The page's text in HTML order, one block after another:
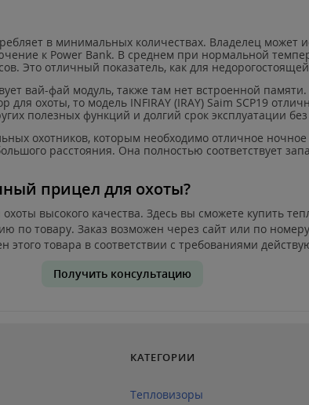
в минимальных количествах. Владелец может
к Power Bank. В среднем при нормальной
Это отличный показатель, как для
вай-фай модуль, также там нет встроенной
для охоты, то модель INFIRAY(IRAY) Saim SCP19
полезных функций и долгий срок эксплуатации
охотников, которым необходимо отличное
расстояния. Она полностью соответствует
прицел для охоты?
высокого качества. Здесь вы сможете купить
по товару. Заказ возможен через сайт или по
товара в соответствии с требованиями
Получить консультацию
КАТЕГОРИИ
Тепловизоры